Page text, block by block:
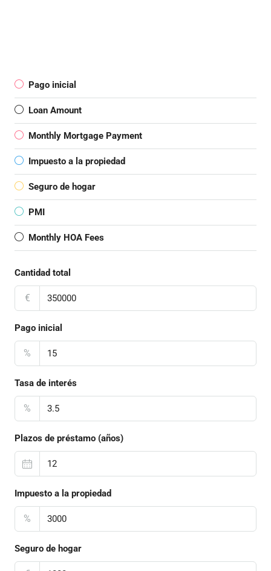
Pago inicial
Loan Amount
Monthly Mortgage Payment
Impuesto a la propiedad
Seguro de hogar
PMI
Monthly HOA Fees
Cantidad total
€
Pago inicial
%
Tasa de interés
%
Plazos de préstamo (años)
Impuesto a la propiedad
%
Seguro de hogar